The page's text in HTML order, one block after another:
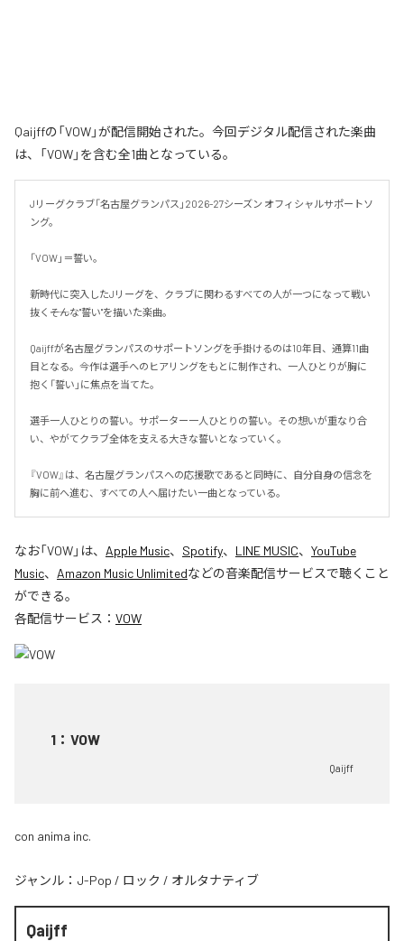
Qaijffの「VOW」が配信開始された。今回デジタル配信された楽曲
は、「VOW」を含む全1曲となっている。
Jリーグクラブ「名古屋グランパス」2026-27シーズン オフィシャルサポートソ
ング。
「VOW」＝誓い。
新時代に突入したJリーグを、クラブに関わるすべての人が一つになって戦い
抜く――そんな"誓い"を描いた楽曲。
Qaijffが名古屋グランパスのサポートソングを手掛けるのは10年目、通算11曲
目となる。今作は選手へのヒアリングをもとに制作され、一人ひとりが胸に
抱く「誓い」に焦点を当てた。
選手一人ひとりの誓い。サポーター一人ひとりの誓い。その想いが重なり合
い、やがてクラブ全体を支える大きな誓いとなっていく。
『VOW』は、名古屋グランパスへの応援歌であると同時に、自分自身の信念を
胸に前へ進む、すべての人へ届けたい一曲となっている。
なお「VOW」は、 Apple Music、 Spotify、 LINE MUSIC、 YouTube
Music、 Amazon Music Unlimitedなどの音楽配信サービスで聴くこと
ができる。
各配信サービス： VOW
1 ： VOW
Qaijff
con anima inc.
ジャンル： J-Pop / ロック / オルタナティブ
Qaijff